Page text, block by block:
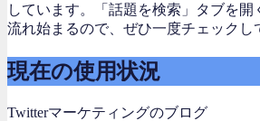
しています。「話題を検索」タブを
流れ始まるので、ぜひ一度チェックし
現在の使用状況
Twitterマーケティングのブログ